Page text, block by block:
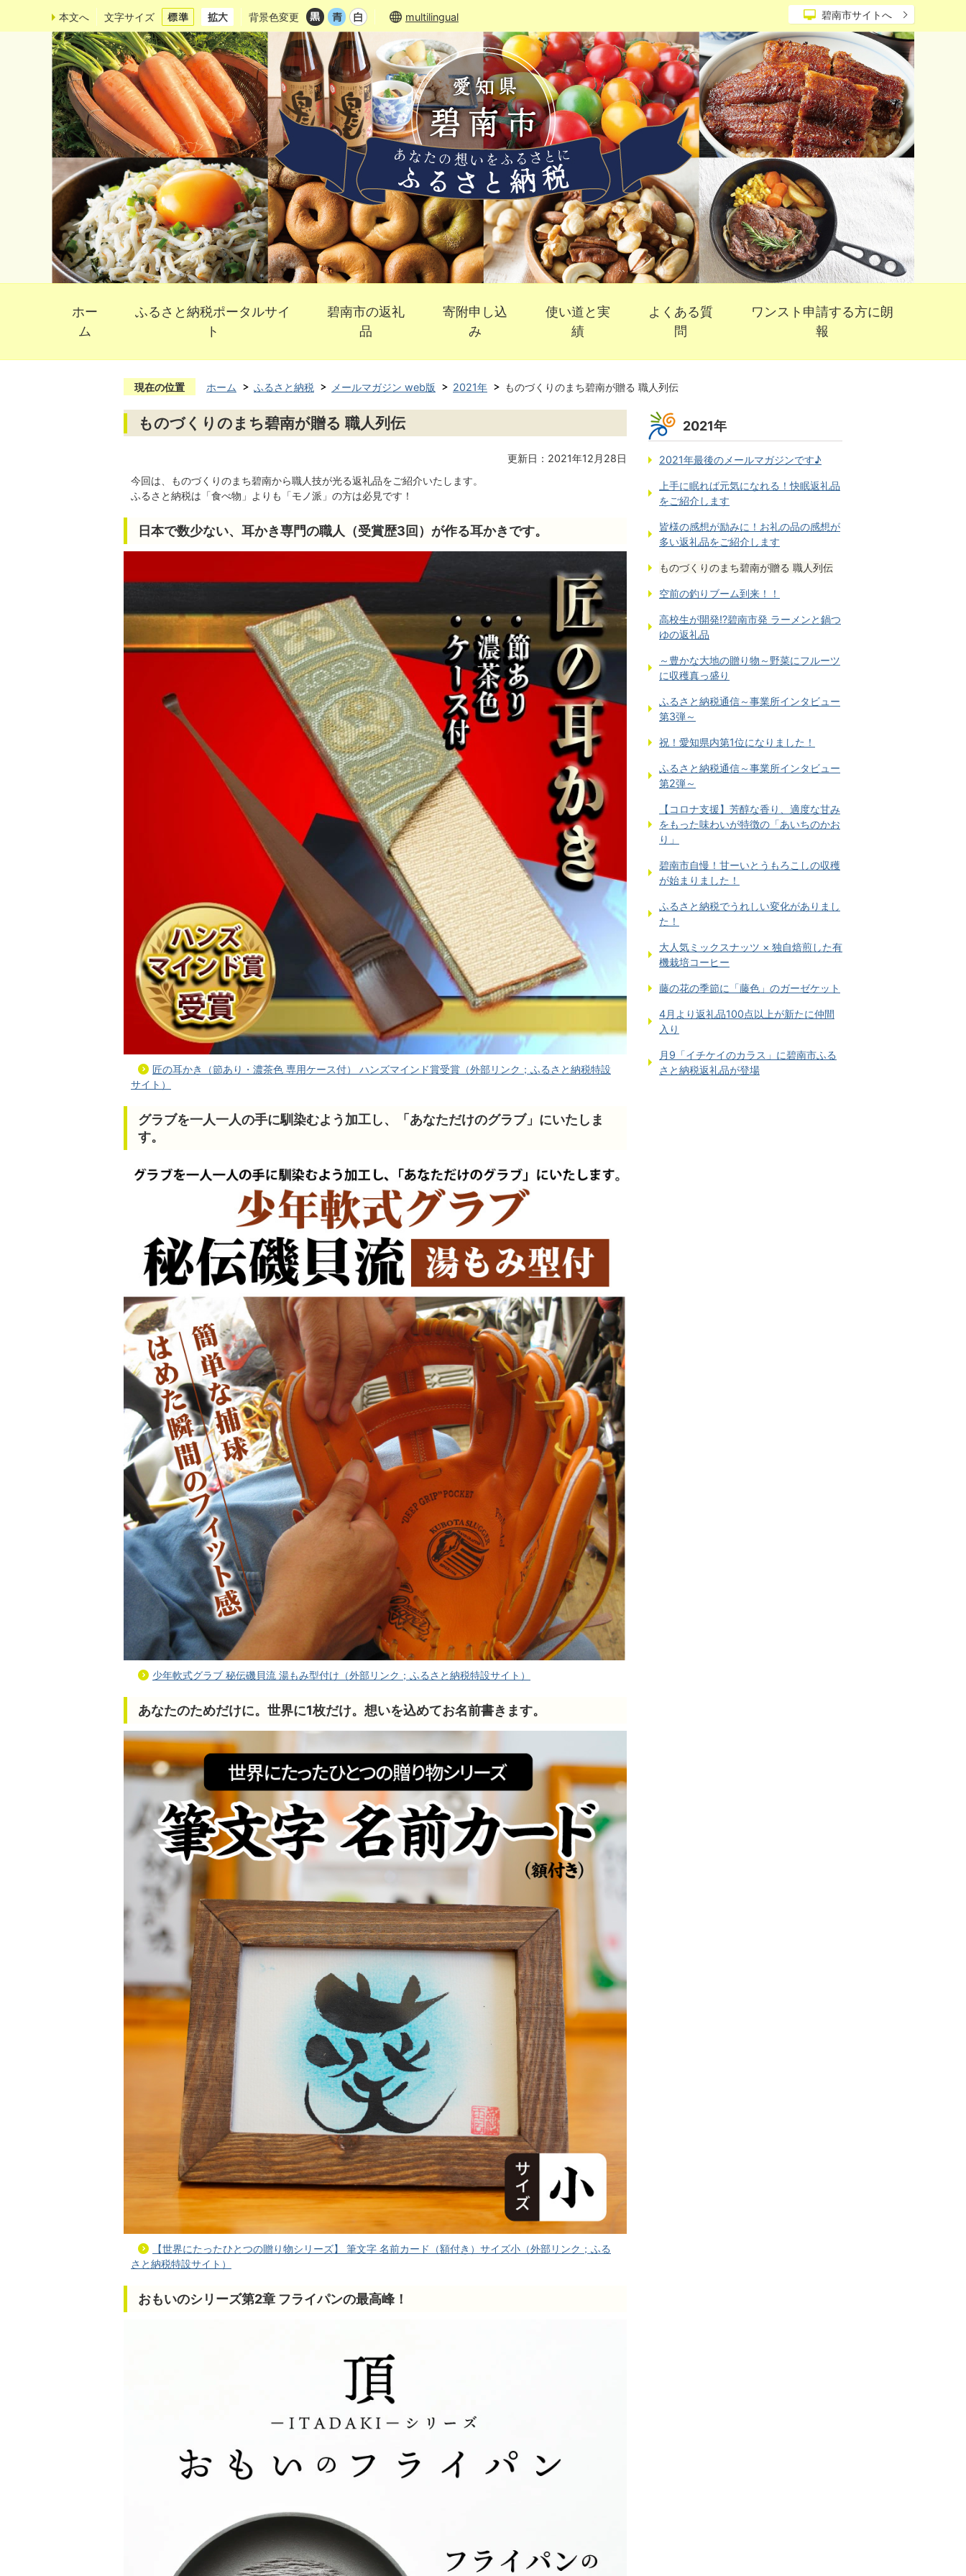
本文へ 文字サイズ 背景色変更 multilingual 碧南市サイトへ
ホー
ム
ふるさと納税ポータルサイ
ト
碧南市の返礼
品
寄附申し込
み
使い道と実
績
よくある質
問
ワンスト申請する方に朗
報
現在の位置 ホーム ふるさと納税 メールマガジン web版 2021年 ものづくりのまち碧南が贈る 職人列伝
ものづくりのまち碧南が贈る 職人列伝
更新日：2021年12月28日
今回は、ものづくりのまち碧南から職人技が光る返礼品をご紹介いたします。
ふるさと納税は「食べ物」よりも「モノ派」の方は必見です！
日本で数少ない、耳かき専門の職人（受賞歴3回）が作る耳かきです。
匠の耳かき（節あり・濃茶色 専用ケース付） ハンズマインド賞受賞（外部リンク；ふるさと納税特設
サイト）
グラブを一人一人の手に馴染むよう加工し、「あなただけのグラブ」にいたしま
す。
少年軟式グラブ 秘伝磯貝流 湯もみ型付け（外部リンク；ふるさと納税特設サイト）
あなたのためだけに。世界に1枚だけ。想いを込めてお名前書きます。
【世界にたったひとつの贈り物シリーズ】 筆文字 名前カード（額付き）サイズ小（外部リンク；ふる
さと納税特設サイト）
おもいのシリーズ第2章 フライパンの最高峰！
2021年
2021年最後のメールマガジンです♪
上手に眠れば元気になれる！快眠返礼品
をご紹介します
皆様の感想が励みに！お礼の品の感想が
多い返礼品をご紹介します
ものづくりのまち碧南が贈る 職人列伝
空前の釣りブーム到来！！
高校生が開発!?碧南市発 ラーメンと鍋つ
ゆの返礼品
～豊かな大地の贈り物～野菜にフルーツ
に収穫真っ盛り
ふるさと納税通信～事業所インタビュー
第3弾～
祝！愛知県内第1位になりました！
ふるさと納税通信～事業所インタビュー
第2弾～
【コロナ支援】芳醇な香り、適度な甘み
をもった味わいが特徴の「あいちのかお
り」
碧南市自慢！甘ーいとうもろこしの収穫
が始まりました！
ふるさと納税でうれしい変化がありまし
た！
大人気ミックスナッツ × 独自焙煎した有
機栽培コーヒー
藤の花の季節に「藤色」のガーゼケット
4月より返礼品100点以上が新たに仲間
入り
月9「イチケイのカラス」に碧南市ふる
さと納税返礼品が登場